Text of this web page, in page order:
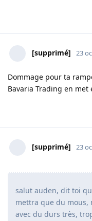
[supprimé] 23
Dommage pour ta
Bavaria Trading en met
[supprimé] 23
salut auden, dit toi
mettra que du mous,
avec du durs très,